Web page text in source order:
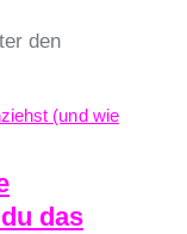
den
das